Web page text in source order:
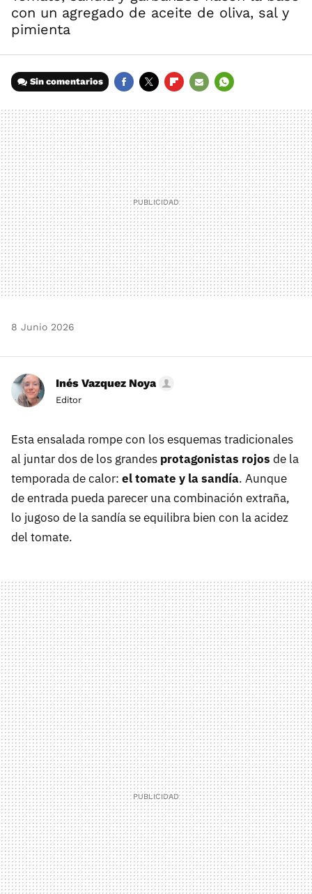
con un agregado de aceite de oliva, sal y
pimienta
Sin comentarios
MAIL
8 Junio 2026
Inés Vazquez Noya
Editor
Esta ensalada rompe con los esquemas tradicionales
al juntar dos de los grandes protagonistas rojos de la
temporada de calor: el tomate y la sandía. Aunque
de entrada pueda parecer una combinación extraña,
lo jugoso de la sandía se equilibra bien con la acidez
del tomate.